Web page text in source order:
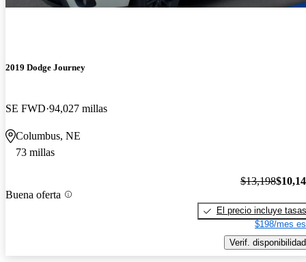
2019 Dodge Journey
SE FWD 94,027 millas
Columbus, NE
73 millas
Buena oferta
$13,198
El precio incluye tasas
$198/mes
Verif. disponibilidad